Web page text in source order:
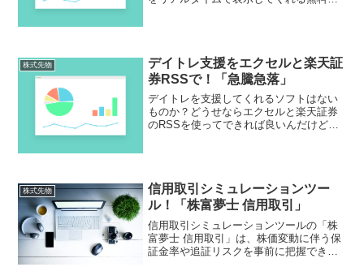
株式先物
デイトレ支援をエクセルと楽天証
券RSSで！「急騰急落」
デイトレを支援してくれるソフトはない
ものか？どうせならエクセルと楽天証券
のRSSを使ってできれば良いんだけど。
株式先物
信用取引シミュレーションツー
ル！「株富夢士 信用取引」
信用取引シミュレーションツールの「株
富夢士 信用取引」は、株価変動に伴う保
証金率や追証リスクを事前に把握できる